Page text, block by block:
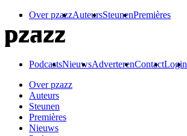
Over pzazzAuteursSteunenPremières
PodcastsNieuwsAdverterenContactLogin
Over pzazz
Auteurs
Steunen
Premières
Nieuws